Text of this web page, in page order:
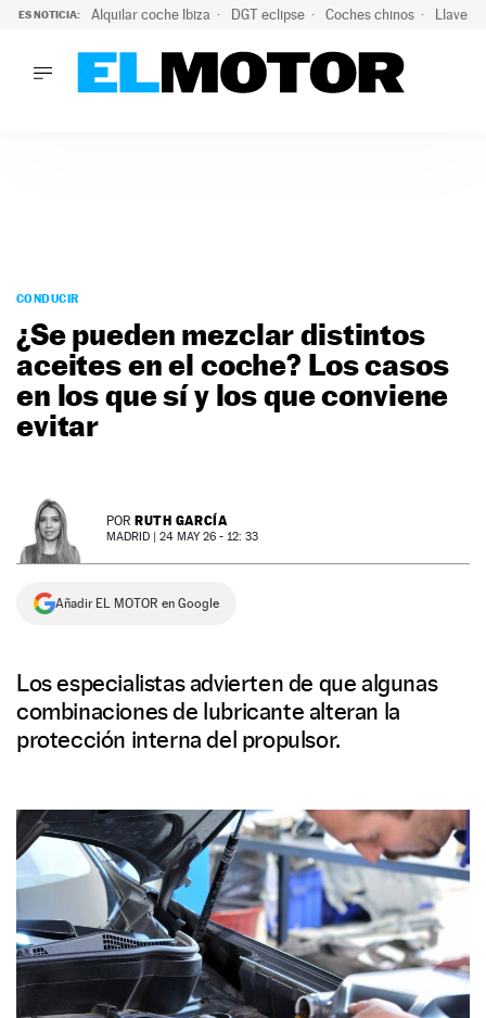
ES NOTICIA: Alquilar coche Ibiza DGT eclipse Coches chinos Llaves
PODCAST
MOTOS
TECNOLOGÍA
SUPERCOCHES
MOTORTV
NEWSLETTER
CONDUCIR
¿Se pueden mezclar distintos
aceites en el coche? Los casos
en los que sí y los que conviene
evitar
POR RUTH GARCÍA
MADRID | 24 MAY 26 - 12: 33
Añadir EL MOTOR en Google
Los especialistas advierten de que algunas
combinaciones de lubricante alteran la
protección interna del propulsor.